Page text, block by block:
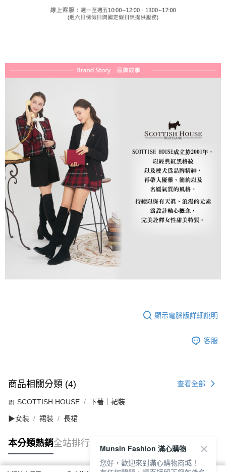
顯示電腦版詳細說明
客服
商品相關分類 (4) 查看全部
🎀 SCOTTISH HOUSE 下著｜裙裝
▶女裝 裙裝 長裙
本分類熱銷全站排行
Munsin Fashion 滿心購物
您好，歡迎來到滿心購物商城！